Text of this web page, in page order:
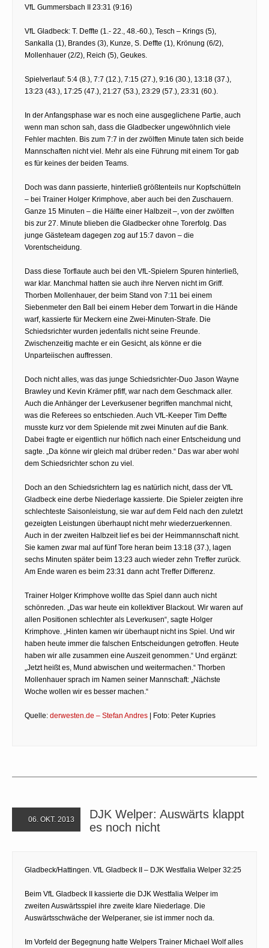
VfL Gummersbach II 23:31 (9:16)
VfL Gladbeck: T. Deffte (1.- 22., 48.-60.), Tesch – Krings (5),
Sankalla (1), Brandes (3), Kunze, S. Deffte (1), Krönung (6/2),
Mollenhauer (2/2), Reich (5), Geukes.
Spielverlauf: 5:4 (8.), 7:7 (12.), 7:15 (27.), 9:16 (30.), 13:18 (37.),
13:23 (43.), 17:25 (47.), 21:27 (53.), 23:29 (57.), 23:31 (60.).
In der Anfangsphase war es noch eine ausgeglichene Partie, auch
wenn man schon sah, dass die Gladbecker ungewöhnlich viele
Fehler machten. Bis zum 7:7 in der zwölften Minute taten sich beide
Mannschaften nicht viel. Mehr als eine Führung mit einem Tor gab
es für keines der beiden Teams.
Doch was dann passierte, hinterließ größtenteils nur Kopfschütteln
– bei Trainer Holger Krimphove, aber auch bei den Zuschauern.
Ganze 15 Minuten – die Hälfte einer Halbzeit –, von der zwölften
bis zur 27. Minute blieben die Gladbecker ohne Torerfolg. Das
junge Gästeteam dagegen zog auf 15:7 davon – die
Vorentscheidung.
Dass diese Torflaute auch bei den VfL-Spielern Spuren hinterließ,
war klar. Manchmal hatten sie auch ihre Nerven nicht im Griff.
Thorben Mollenhauer, der beim Stand von 7:11 bei einem
Siebenmeter den Ball bei einem Heber dem Torwart in die Hände
warf, kassierte für Meckern eine Zwei-Minuten-Strafe. Die
Schiedsrichter wurden jedenfalls nicht seine Freunde.
Zwischenzeitig machte er ein Gesicht, als könne er die
Unparteiischen auffressen.
Doch nicht alles, was das junge Schiedsrichter-Duo Jason Wayne
Brawley und Kevin Krämer pfiff, war nach dem Geschmack aller.
Auch die Anhänger der Leverkusener begriffen manchmal nicht,
was die Referees so entschieden. Auch VfL-Keeper Tim Deffte
musste kurz vor dem Spielende mit zwei Minuten auf die Bank.
Dabei fragte er eigentlich nur höflich nach einer Entscheidung und
sagte. „Da könne wir gleich mal drüber reden.“ Das war aber wohl
dem Schiedsrichter schon zu viel.
Doch an den Schiedsrichtern lag es natürlich nicht, dass der VfL
Gladbeck eine derbe Niederlage kassierte. Die Spieler zeigten ihre
schlechteste Saisonleistung, sie war auf dem Feld nach den zuletzt
gezeigten Leistungen überhaupt nicht mehr wiederzuerkennen.
Auch in der zweiten Halbzeit lief es bei der Heimmannschaft nicht.
Sie kamen zwar mal auf fünf Tore heran beim 13:18 (37.), lagen
sechs Minuten später beim 13:23 auch wieder zehn Treffer zurück.
Am Ende waren es beim 23:31 dann acht Treffer Differenz.
Trainer Holger Krimphove wollte das Spiel dann auch nicht
schönreden. „Das war heute ein kollektiver Blackout. Wir waren auf
allen Positionen schlechter als Leverkusen“, sagte Holger
Krimphove. „Hinten kamen wir überhaupt nicht ins Spiel. Und wir
haben heute immer die falschen Entscheidungen getroffen. Heute
haben wir alle zusammen eine Auszeit genommen.“ Und ergänzt:
„Jetzt heißt es, Mund abwischen und weitermachen.“ Thorben
Mollenhauer sprach im Namen seiner Mannschaft: „Nächste
Woche wollen wir es besser machen.“
Quelle: derwesten.de – Stefan Andres | Foto: Peter Kupries
06. OKT. 2013
DJK Welper: Auswärts klappt
es noch nicht
Gladbeck/Hattingen. VfL Gladbeck II – DJK Westfalia Welper 32:25
Beim VfL Gladbeck II kassierte die DJK Westfalia Welper im
zweiten Auswärtsspiel ihre zweite klare Niederlage. Die
Auswärtsschwäche der Welperaner, sie ist immer noch da.
Im Vorfeld der Begegnung hatte Welpers Trainer Michael Wolf alles